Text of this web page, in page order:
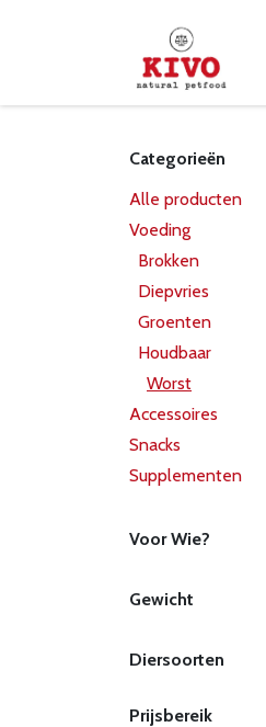
Categorieën
Alle producten
Voeding
Brokken
Diepvries
Groenten
Houdbaar
Worst
Accessoires
Snacks
Supplementen
Voor Wie?
Gewicht
Diersoorten
Prijsbereik